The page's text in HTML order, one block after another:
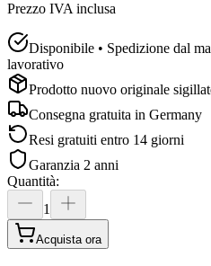
Prezzo IVA inclusa
Disponibile • Spedizione dal
lavorativo
Prodotto nuovo originale
Consegna gratuita in Germany
Resi gratuiti entro 14 giorni
Garanzia 2 anni
Quantità:
1
Acquista ora